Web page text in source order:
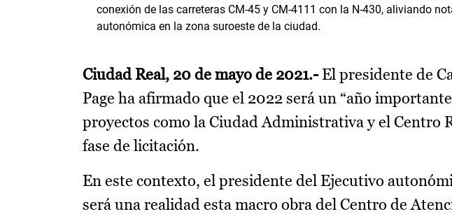
conexión de las carreteras CM-45 y CM-4111 con la N-430, aliviando
autonómica en la zona suroeste de la ciudad.
Ciudad Real, 20 de mayo de 2021.- El presidente de
Page ha afirmado que el 2022 será un “año
proyectos como la Ciudad Administrativa y el Centro
fase de licitación.
En este contexto, el presidente del Ejecutivo
será una realidad esta macro obra del Centro de